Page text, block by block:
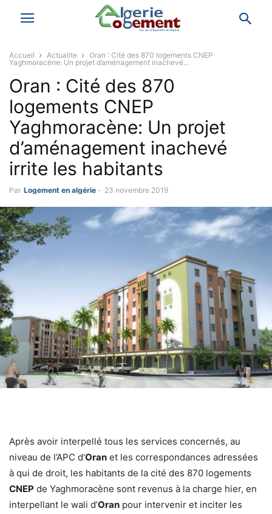
Accueil Actualite
Oran : Cité des 870 logements CNEP
Yaghmoracène: Un projet d’aménagement inachevé...
Oran : Cité des 870
logements CNEP
Yaghmoracène: Un projet
d’aménagement inachevé
irrite les habitants
Par Logement en algérie - 23 novembre 2019
Après avoir interpellé tous les services concernés, au
niveau de l’APC d’Oran et les correspondances adressées
à qui de droit, les habitants de la cité des 870 logements
CNEP de Yaghmoracène sont revenus à la charge hier, en
interpellant le wali d’Oran pour intervenir et inciter les